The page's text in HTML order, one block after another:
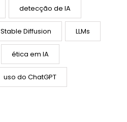
detecção de IA
Stable Diffusion LLMs
ética em IA
uso do ChatGPT